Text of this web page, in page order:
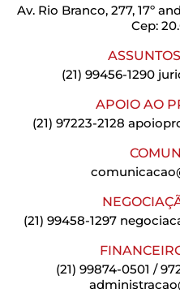
Av. Rio Branco, 277, 17º
Cep:
(21) 99456-1290
APOIO AO
(21) 97223-2128
(21) 99458-1297
(21) 99874-0501 /